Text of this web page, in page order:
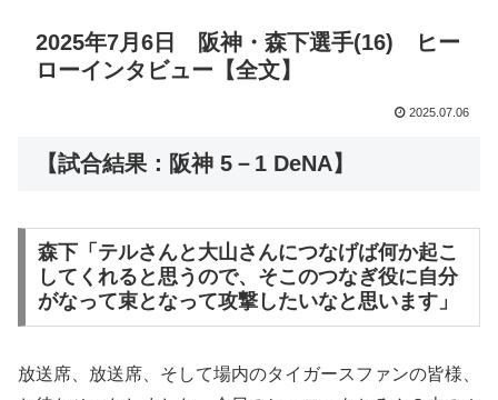
2025年7月6日 阪神・森下選手(16) ヒー
ローインタビュー【全文】
2025.07.06
【試合結果：阪神 5－1 DeNA】
森下「テルさんと大山さんにつなげば何か起こ
してくれると思うので、そこのつなぎ役に自分
がなって束となって攻撃したいなと思います」
放送席、放送席、そして場内のタイガースファンの皆様、